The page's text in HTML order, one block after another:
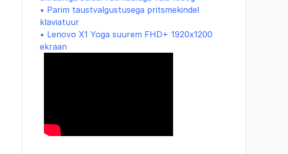
• Parim taustvalgustusega pritsmekindel
klaviatuur
• Lenovo X1 Yoga suurem FHD+ 1920x1200
ekraan